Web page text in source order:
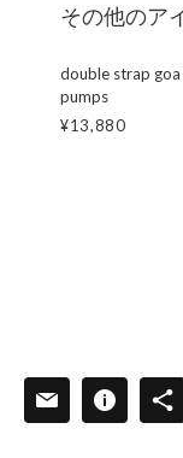
その他のア
double strap goa
pumps
¥13,880